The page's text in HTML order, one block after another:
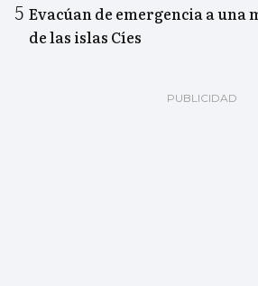
Evacúan de emergencia a una
de las islas Cíes